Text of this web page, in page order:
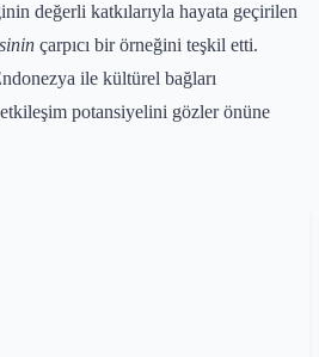
değerli katkılarıyla hayata geçirilen
çarpıcı bir örneğini teşkil etti.
ile kültürel bağları
potansiyelini gözler önüne